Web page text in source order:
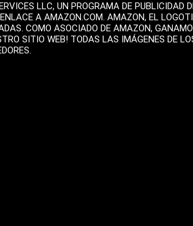
LLC, UN PROGRAMA DE PUBLICIDAD
A AMAZON.COM. AMAZON, EL
COMO ASOCIADO DE AMAZON,
SITIO WEB! TODAS LAS IMÁGENES DE